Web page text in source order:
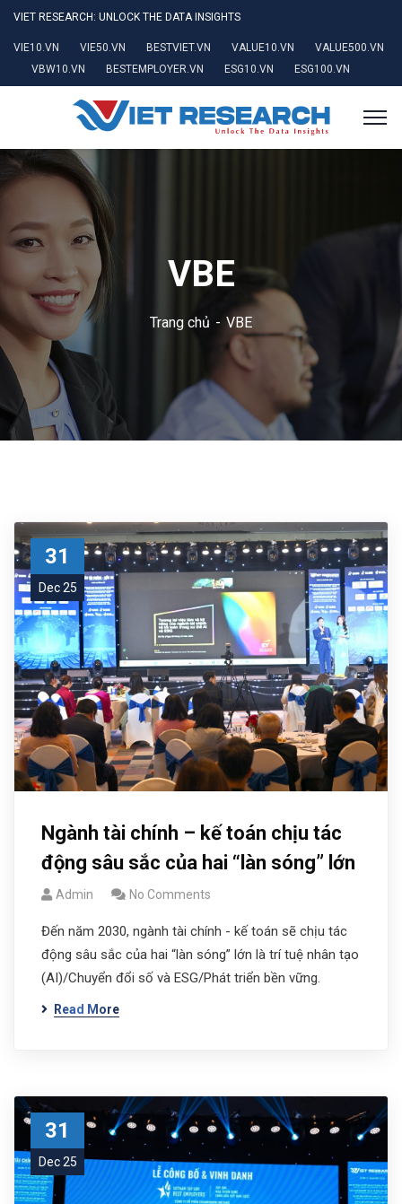
VIET RESEARCH: UNLOCK THE DATA INSIGHTS
VIE10.VN VIE50.VN BESTVIET.VN VALUE10.VN
VALUE500.VN
VBW10.VN
BESTEMPLOYER.VN ESG10.VN ESG100.VN
VBE
Trang chủ VBE
31
Dec 25
Ngành tài chính – kế toán chịu tác
động sâu sắc của hai “làn sóng” lớn
Admin No Comments
Đến năm 2030, ngành tài chính - kế toán sẽ chịu tác
động sâu sắc của hai “làn sóng” lớn là trí tuệ nhân tạo
(AI)/Chuyển đổi số và ESG/Phát triển bền vững.
Read More
31
Dec 25